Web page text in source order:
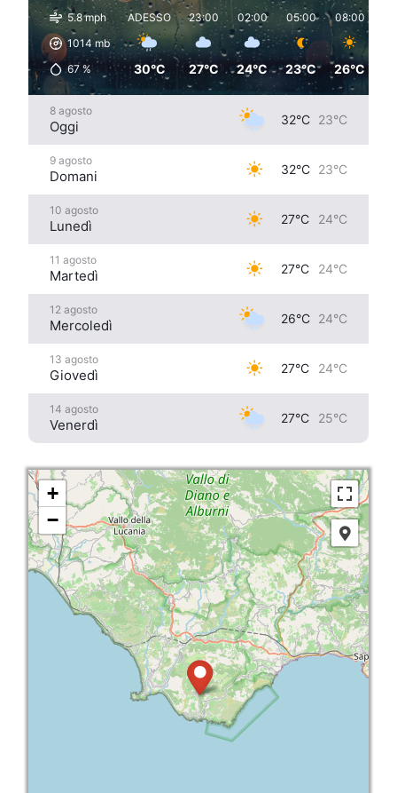
5.8 mph
1014mb
67%
ADESSO
30°C
23:00
27°C
02:00
24°C
05:00
23°C
08:00
26°C
8 agosto
Oggi 32°C 23°C
9 agosto
Domani 32°C 23°C
10 agosto
Lunedì 27°C 24°C
11 agosto
Martedì 27°C 24°C
12 agosto
Mercoledì 26°C 24°C
13 agosto
Giovedì 27°C 24°C
14 agosto
Venerdì 27°C 25°C
+
−